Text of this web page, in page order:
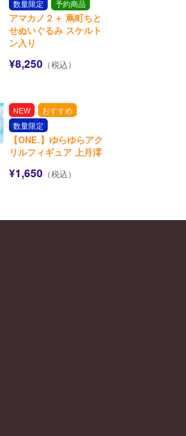
数量限定
予約商品
アマカノ２＋ 蔦町ちと
せぬいぐるみ スケルト
ン入り
¥8,250 （税込）
NEW
おすすめ
数量限定
【ONE.】ゆらゆらアク
リルフィギュア 上月澪
¥1,650 （税込）